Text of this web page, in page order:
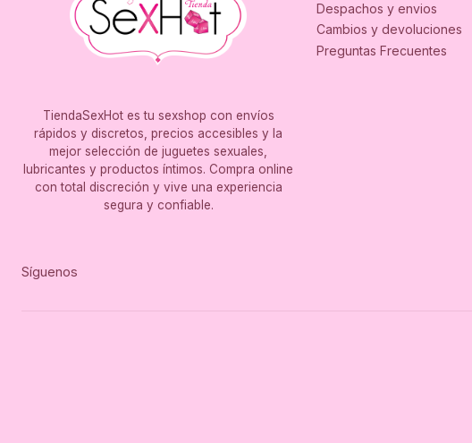
TiendaSexHot es tu sexshop con envíos
rápidos y discretos, precios accesibles y la
mejor selección de juguetes sexuales,
lubricantes y productos íntimos. Compra online
con total discreción y vive una experiencia
segura y confiable.
Síguenos
Despachos y envios
Cambios y devoluciones
Preguntas Frecuentes